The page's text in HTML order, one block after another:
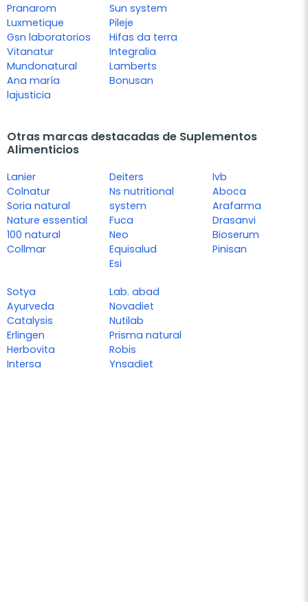
Pranarom
Luxmetique
Gsn laboratorios
Vitanatur
Mundonatural
Ana maría
lajusticia
Sun system
Pileje
Hifas da terra
Integralia
Lamberts
Bonusan
Otras marcas destacadas de Suplementos
Alimenticios
Lanier
Colnatur
Soria natural
Nature essential
100 natural
Collmar
Deiters
Ns nutritional
system
Fuca
Neo
Equisalud
Esi
Ivb
Aboca
Arafarma
Drasanvi
Bioserum
Pinisan
Sotya
Ayurveda
Catalysis
Erlingen
Herbovita
Intersa
Lab. abad
Novadiet
Nutilab
Prisma natural
Robis
Ynsadiet